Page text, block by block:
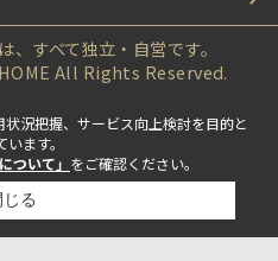
すべて独立・自営です。
All Rights Reserved.
況把握、サービス向上検討を目的と
ます。
ついて」 をご確認ください。
じる